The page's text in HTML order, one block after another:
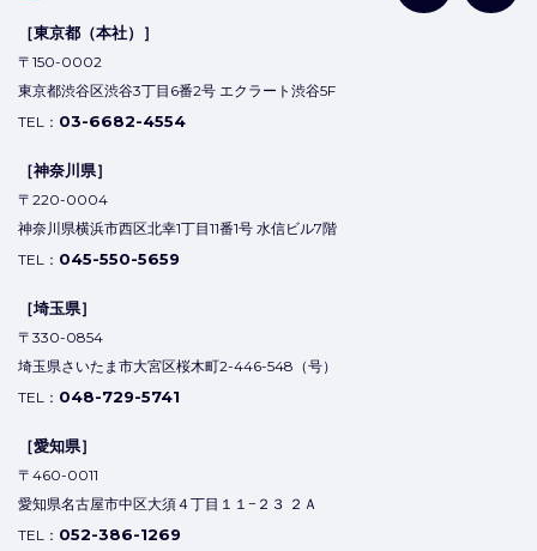
［東京都（本社）］
〒150-0002
東京都渋谷区渋谷3丁目6番2号 エクラート渋谷5F
TEL： 03-6682-4554
［神奈川県］
〒220-0004
神奈川県横浜市西区北幸1丁目11番1号 水信ビル7階
TEL： 045-550-5659
［埼玉県］
〒330-0854
埼玉県さいたま市大宮区桜木町2-446-548（号）
TEL： 048-729-5741
［愛知県］
〒460-0011
愛知県名古屋市中区大須４丁目１１−２３ ２Ａ
TEL： 052-386-1269